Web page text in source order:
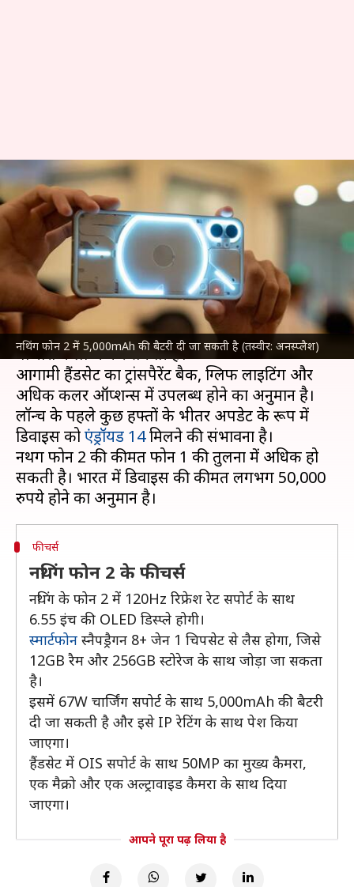
नथिंग फोन 2 में 5,000mAh की बैटरी दी जा सकती है (तस्वीर: अनस्प्लैश)
नथिंग फोन 2 जुलाई में हो सकता है
लॉन्च, जानें संभावित फीचर्स और
कीमत
लेखन बिश्वजीत कुमार May 21, 2023 01:40 pm
क्या है खबर?
नथिंग फोन 2को कंपनी जुलाई में भारत समेत अन्य
बाजारों में लॉन्च कर सकती है।
आगामी हैंडसेट का ट्रांसपैरेंट बैक, ग्लिफ लाइटिंग और
अधिक कलर ऑप्शन्स में उपलब्ध होने का अनुमान है।
लॉन्च के पहले कुछ हफ्तों के भीतर अपडेट के रूप में
डिवाइस कोएंड्रॉयड 14मिलने की संभावना है।
नथिंग फोन 2 की कीमत फोन 1 की तुलना में अधिक हो
सकती है। भारत में डिवाइस की कीमत लगभग 50,000
फीचर्स
नथिंग फोन 2 के फीचर्स
नथिंग के फोन 2 में 120Hz रिफ्रेश रेट सपोर्ट के साथ
6.55 इंच की OLED डिस्प्ले होगी।
स्मार्टफोन स्नैपड्रैगन 8+ जेन 1 चिपसेट से लैस होगा, जिसे
12GB रैम और 256GB स्टोरेज के साथ जोड़ा जा सकता
है।
इसमें 67W चार्जिंग सपोर्ट के साथ 5,000mAh की बैटरी
दी जा सकती है और इसे IP रेटिंग के साथ पेश किया
जाएगा।
हैंडसेट में OIS सपोर्ट के साथ 50MP का मुख्य कैमरा,
एक मैक्रो और एक अल्ट्रावाइड कैमरा के साथ दिया
जाएगा।
आपने पूरा पढ़ लिया है